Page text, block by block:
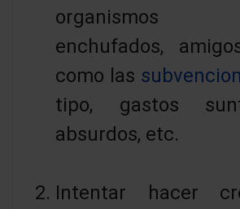
organismos
enchufados,
como las
tipo, gastos
absurdos, etc.
Intentar hacer